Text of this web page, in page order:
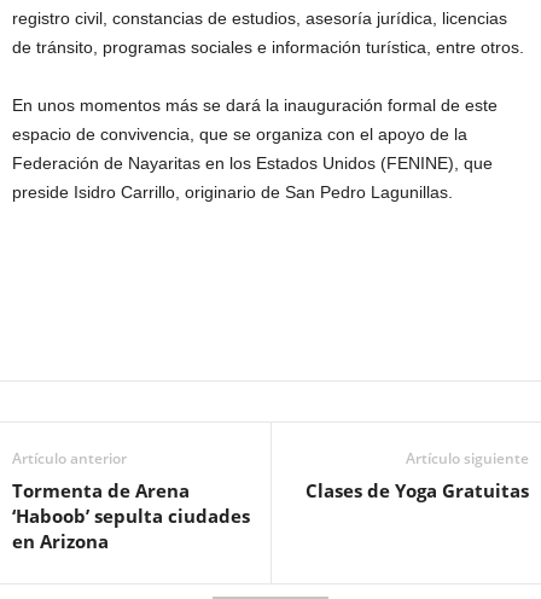
registro civil, constancias de estudios, asesoría jurídica, licencias
de tránsito, programas sociales e información turística, entre otros.
En unos momentos más se dará la inauguración formal de este
espacio de convivencia, que se organiza con el apoyo de la
Federación de Nayaritas en los Estados Unidos (FENINE), que
preside Isidro Carrillo, originario de San Pedro Lagunillas.
Artículo anterior
Tormenta de Arena
‘Haboob’ sepulta ciudades
en Arizona
Artículo siguiente
Clases de Yoga Gratuitas